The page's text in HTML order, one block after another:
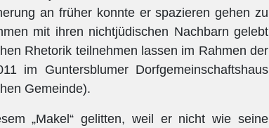
an früher konnte er spazieren gehen zu
mit ihren nichtjüdischen Nachbarn gelebt
Rhetorik teilnehmen lassen im Rahmen der
im Guntersblumer Dorfgemeinschaftshaus
Gemeinde).
„Makel“ gelitten, weil er nicht wie seine